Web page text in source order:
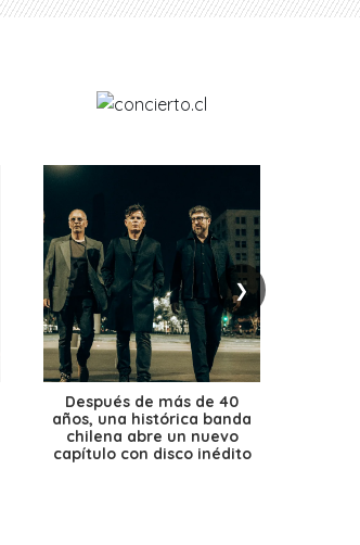
❯
Después de más de 40
años, una histórica banda
chilena abre un nuevo
capítulo con disco inédito